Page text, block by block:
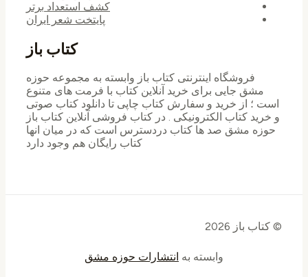
کشف استعداد برتر
پایتخت شعر ایران
کتاب باز
فروشگاه اینترنتی کتاب باز وابسته به مجموعه حوزه
مشق جایی برای خرید ‌آنلاین کتاب با فرمت های متنوع
است ؛ از خرید و سفارش کتاب چاپی تا دانلود کتاب صوتی
و خرید کتاب الکترونیکی . در کتاب فروشی آنلاین کتاب باز
حوزه مشق صد ها کتاب دردسترس است که در میان انها
کتاب رایگان هم وجود دارد
© کتاب باز 2026
وابسته بهانتشارات حوزه مشق